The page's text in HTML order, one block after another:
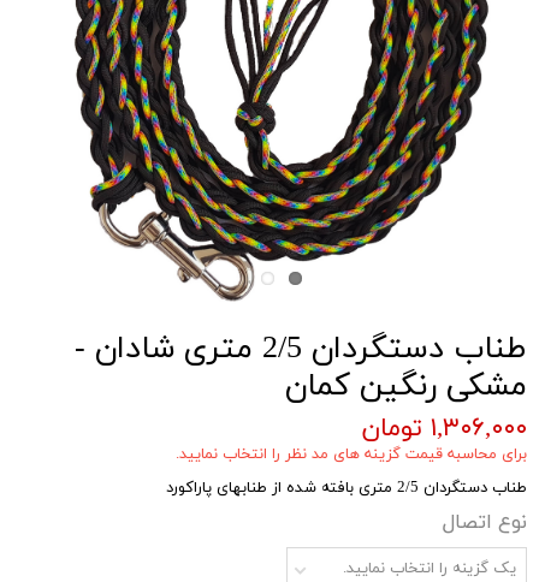
طناب دستگردان 2/5 متری شادان -
مشکی رنگین کمان
۱,۳۰۶,۰۰۰ تومان
برای محاسبه قیمت گزینه های مد نظر را انتخاب نمایید.
طناب دستگردان 2/5 متری بافته شده از طنابهای پاراکورد
نوع اتصال
یک گزینه را انتخاب نمایید.